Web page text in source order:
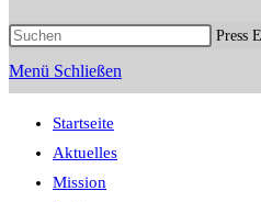
Press
Menü Schließen
Startseite
Aktuelles
Mission